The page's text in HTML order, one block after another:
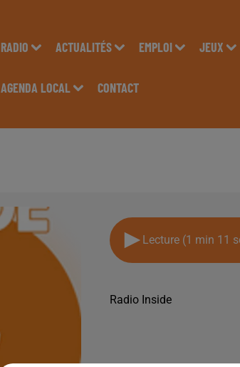
RADIO ACTUALITÉS EMPLOI JEUX
AGENDA LOCAL CONTACT
Lecture (1 min 11
Radio Inside